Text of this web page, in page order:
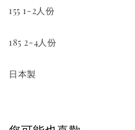
155 1-2人份
185 2-4人份
日本製